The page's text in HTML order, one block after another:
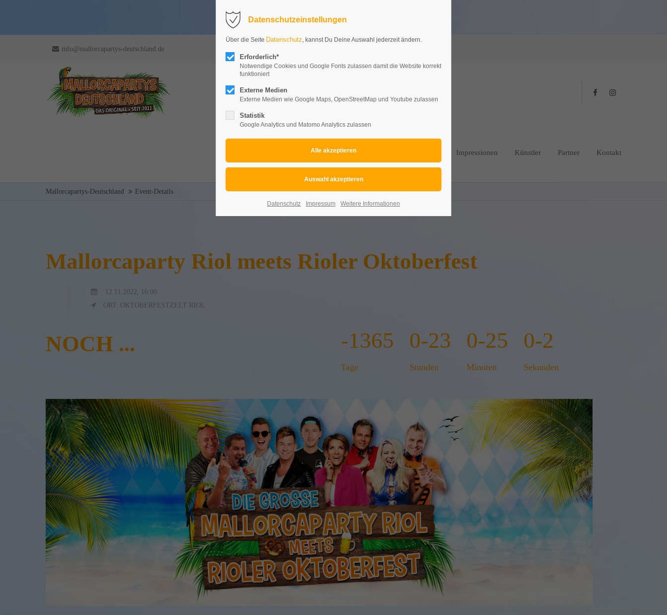
info@mallorcapartys-deutschland.de
Events Veranstaltungsmanagement Impressionen Künstler Partner Kontakt
Mallorcapartys-Deutschland Event-Details
Mallorcaparty Riol meets Rioler Oktoberfest
12.11.2022, 16:00
ORT: OKTOBERFESTZELT RIOL
NOCH ... -1365
Tage
0-23
Stunden
0-25
Minuten
0-3
Sekunden
Datenschutzeinstellungen
Über die Seite Datenschutz, kannst Du Deine Auswahl jederzeit ändern.
Erforderlich*
Notwendige Cookies und Google Fonts zulassen damit die Website korrekt
funktioniert
Externe Medien
Externe Medien wie Google Maps, OpenStreetMap und Youtube zulassen
Statistik
Google Analytics und Matomo Analytics zulassen
Datenschutz Impressum Weitere Informationen